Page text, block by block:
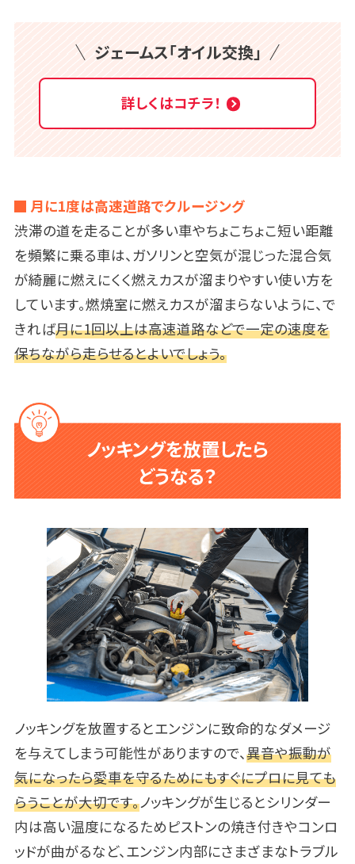
ジェームス「オイル交換」
詳しくはコチラ！
月に1度は高速道路でクルージング
渋滞の道を走ることが多い車やちょこちょこ短い距離
を頻繁に乗る車は、ガソリンと空気が混じった混合気
が綺麗に燃えにくく燃えカスが溜まりやすい使い方を
しています。燃焼室に燃えカスが溜まらないように、で
きれば月に1回以上は高速道路などで一定の速度を
保ちながら走らせるとよいでしょう。
ノッキングを放置したら
どうなる？
ノッキングを放置するとエンジンに致命的なダメージ
を与えてしまう可能性がありますので、異音や振動が
気になったら愛車を守るためにもすぐにプロに見ても
らうことが大切です。ノッキングが生じるとシリンダー
内は高い温度になるためピストンの焼き付きやコンロ
ッドが曲がるなど、エンジン内部にさまざまなトラブル